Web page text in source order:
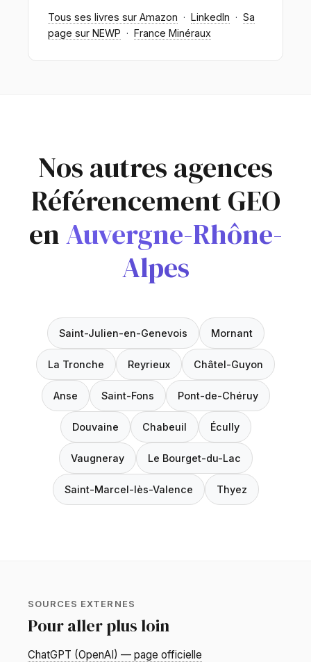
Tous ses livres sur Amazon · LinkedIn · Sa
page sur NEWP · France Minéraux
Nos autres agences
Référencement GEO
enAuvergne-Rhône-
Alpes
Saint-Julien-en-Genevois Mornant
La Tronche Reyrieux Châtel-Guyon
Anse Saint-Fons Pont-de-Chéruy
Douvaine Chabeuil Écully
Vaugneray Le Bourget-du-Lac
Saint-Marcel-lès-Valence Thyez
SOURCES EXTERNES
Pour aller plus loin
ChatGPT (OpenAI) — page officielle